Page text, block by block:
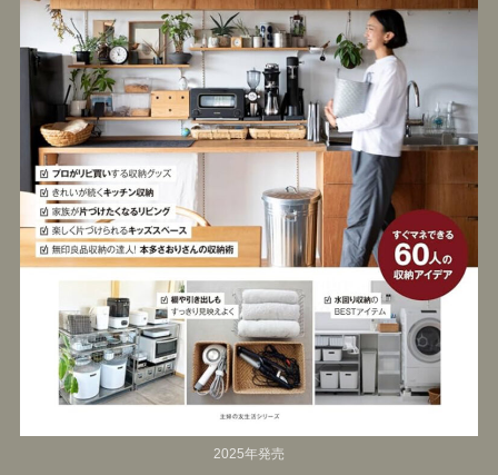
2025年発売